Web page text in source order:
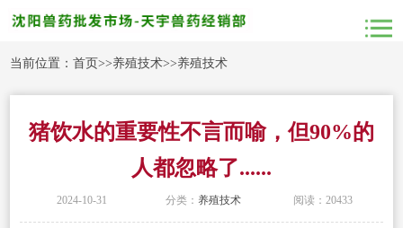
当前位置：首页>>养殖技术>>养殖技术
猪饮水的重要性不言而喻，但90%的
人都忽略了......
2024-10-31 分类： 养殖技术 阅读：20433